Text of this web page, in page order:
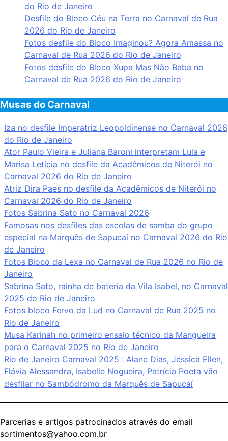
do Rio de Janeiro
Desfile do Bloco Céu na Terra no Carnaval de Rua
2026 do Rio de Janeiro
Fotos desfile do Bloco Imaginou? Agora Amassa no
Carnaval de Rua 2026 do Rio de Janeiro
Fotos desfile do Bloco Xupa Mas Não Baba no
Carnaval de Rua 2026 do Rio de Janeiro
Musas do Carnaval
Iza no desfile Imperatriz Leopoldinense no Carnaval 2026
do Rio de Janeiro
Ator Paulo Vieira e Juliana Baroni interpretam Lula e
Marisa Letícia no desfile da Acadêmicos de Niterói no
Carnaval 2026 do Rio de Janeiro
Atriz Dira Paes no desfile da Acadêmicos de Niterói no
Carnaval 2026 do Rio de Janeiro
Fotos Sabrina Sato no Carnaval 2026
Famosas nos desfiles das escolas de samba do grupo
especial na Marquês de Sapucaí no Carnaval 2026 do Rio
de Janeiro
Fotos Bloco da Lexa no Carnaval de Rua 2026 no Rio de
Janeiro
Sabrina Sato, rainha de bateria da Vila Isabel, no Carnaval
2025 do Rio de Janeiro
Fotos bloco Fervo da Lud no Carnaval de Rua 2025 no
Rio de Janeiro
Musa Karinah no primeiro ensaio técnico da Mangueira
para o Carnaval 2025 no Rio de Janeiro
Rio de Janeiro Carnaval 2025 : Alane Dias, Jéssica Ellen,
Flávia Alessandra, Isabelle Nogueira, Patrícia Poeta vão
desfilar no Sambódromo da Marquês de Sapucaí
Parcerias e artigos patrocinados através do email
sortimentos@yahoo.com.br